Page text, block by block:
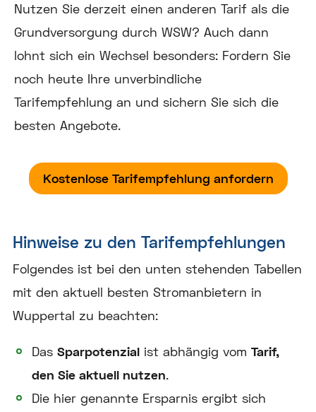
Nutzen Sie derzeit einen anderen Tarif als die
Grundversorgung durch WSW? Auch dann
lohnt sich ein Wechsel besonders: Fordern Sie
noch heute Ihre unverbindliche
Tarifempfehlung an und sichern Sie sich die
besten Angebote.
Kostenlose Tarifempfehlung anfordern
Hinweise zu den Tarifempfehlungen
Folgendes ist bei den unten stehenden Tabellen
mit den aktuell besten Stromanbietern in
Wuppertal zu beachten:
Das Sparpotenzial ist abhängig vom Tarif,
den Sie aktuell nutzen.
Die hier genannte Ersparnis ergibt sich